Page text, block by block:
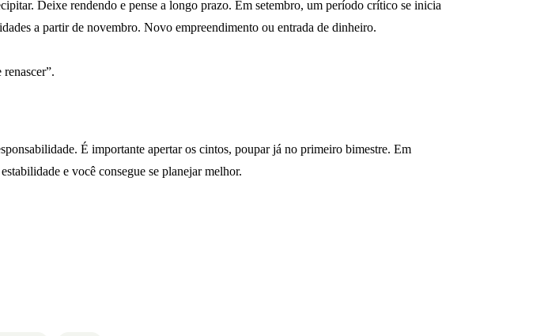
Deixe rendendo e pense a longo prazo. Em setembro, um período crítico se inicia
a partir de novembro. Novo empreendimento ou entrada de dinheiro.
É importante apertar os cintos, poupar já no primeiro bimestre. Em
e você consegue se planejar melhor.